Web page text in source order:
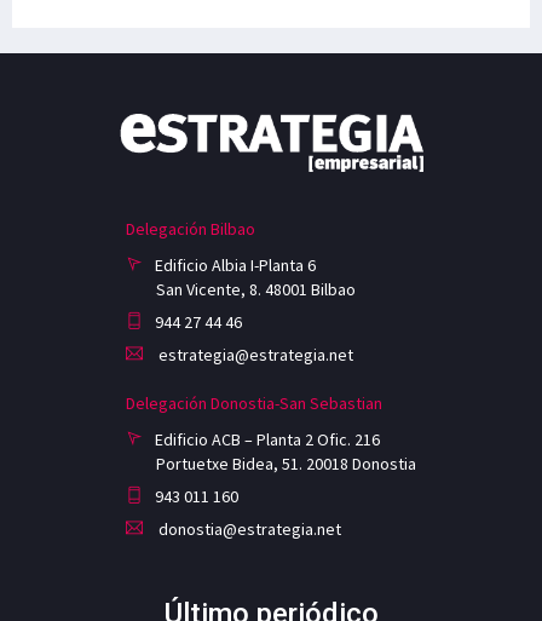
Delegación Bilbao
Edificio Albia I-Planta 6
San Vicente, 8. 48001 Bilbao
944 27 44 46
estrategia@estrategia.net
Delegación Donostia-San Sebastian
Edificio ACB – Planta 2 Ofic. 216
Portuetxe Bidea, 51. 20018 Donostia
943 011 160
donostia@estrategia.net
Último periódico